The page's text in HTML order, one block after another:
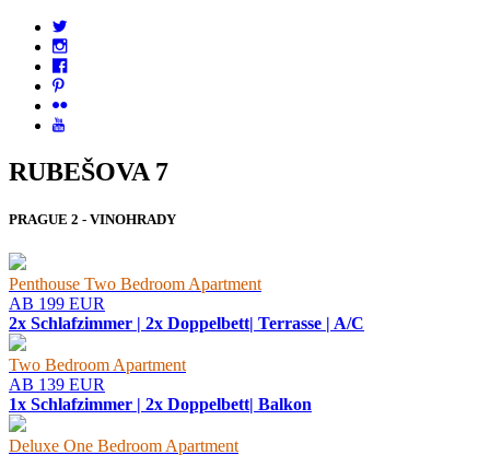
RUBEŠOVA 7
PRAGUE 2 - VINOHRADY
Penthouse Two Bedroom Apartment
AB 199 EUR
2x Schlafzimmer | 2x Doppelbett| Terrasse | A/C
Two Bedroom Apartment
AB 139 EUR
1x Schlafzimmer | 2x Doppelbett| Balkon
Deluxe One Bedroom Apartment